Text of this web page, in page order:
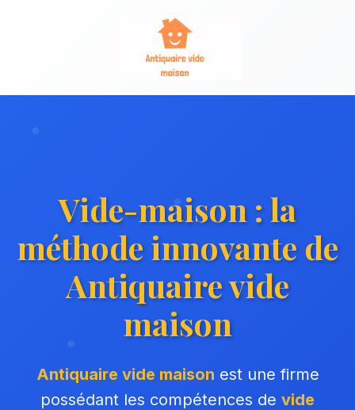
Vide-maison : la
méthode innovante de
Antiquaire vide
maison
Antiquaire vide maison est une firme
possédant les compétences de vide